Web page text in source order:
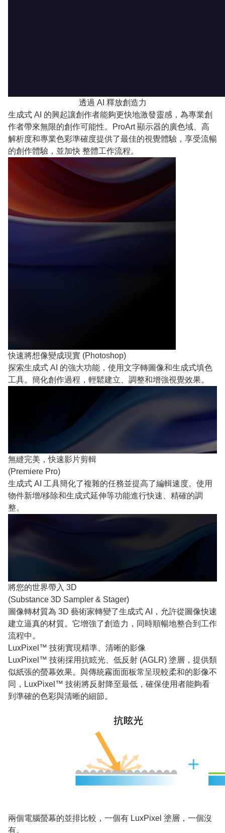
透過 AI 釋放創造力
生成式 AI 的興起讓創作者能夠更快地激發靈感，為專業創
作者帶來無限的創作可能性。ProArt 顯示器的廣色域、高
解析度和專業色彩準確度提供了最佳的視覺體驗，享受流暢
的創作體驗，並加快 整體工作流程。
快速將想像變成現實 (Photoshop)
探索生成式 AI 的強大功能，使用文字轉圖像和生成式填色
工具。簡化創作過程，輕鬆建立、調整和增強視覺效果。
無縫完美，快速影片剪輯
(Premiere Pro)
生成式 AI 工具簡化了複雜的任務並提高了編輯速度。使用
物件新增/移除和生成式延伸等功能進行快速、精確的調
整。
將您的世界帶入 3D
(Substance 3D Sampler & Stager)
圖像轉材質為 3D 藝術家轉變了生成式 AI，允許從圖像快速
建立逼真的材質。它增強了創造力，同時順暢地整合到工作
流程中。
LuxPixel™ 技術實現精準、清晰的影像
LuxPixel™ 技術採用抗眩光、低反射 (AGLR) 塗層，提供類
似紙張的螢幕效果。與傳統霧面面板常呈現較柔和的影像不
同，LuxPixel™ 技術將反射降至最低，確保使用者能夠看
到準確的色彩與清晰的細節。
兩個電腦螢幕的並排比較，一個有 LuxPixel 塗層，一個沒
有。